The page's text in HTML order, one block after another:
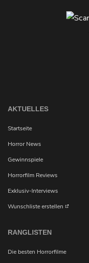
AKTUELLES
Startseite
Horror News
Gewinnspiele
Horrorfilm Reviews
Exklusiv-Interviews
Wunschliste erstellen
RANGLISTEN
Die besten Horrorfilme